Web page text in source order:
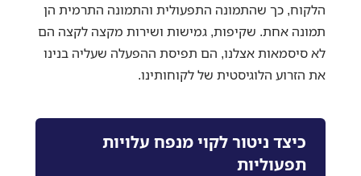
הלקוח, כך שהתמונה התפעולית והתמונה התרמית הן
תמונה אחת. שקיפות, גמישות ושירות מקצה לקצה הם
לא סיסמאות אצלנו, הם תפיסת ההפעלה שעליה בנינו
את הזרוע הלוגיסטית של לקוחותינו.
כיצד ניטור לקוי מנפח עלויות
תפעוליות